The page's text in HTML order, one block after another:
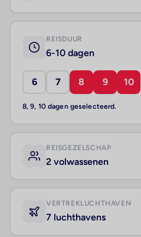
REISDUUR
6-10 dagen
6 7 8 9 10
8, 9, 10 dagen geselecteerd.
REISGEZELSCHAP
2 volwassenen
VERTREKLUCHTHAVEN
7 luchthavens